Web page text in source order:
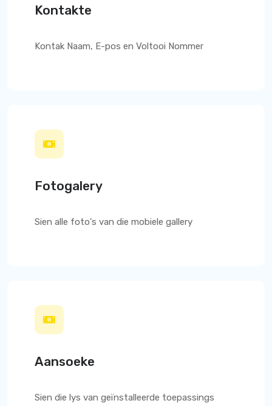
Kontakte
Kontak Naam, E-pos en Voltooi Nommer
Fotogalery
Sien alle foto's van die mobiele gallery
Aansoeke
Sien die lys van geïnstalleerde toepassings